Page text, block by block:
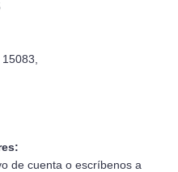
de cuenta o escríbenos a